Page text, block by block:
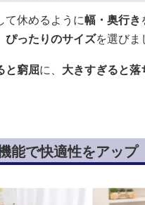
て休めるように幅・奥行き
ぴったりのサイズを選びま
と窮屈に、 大きすぎると落
能で快適性をアップ